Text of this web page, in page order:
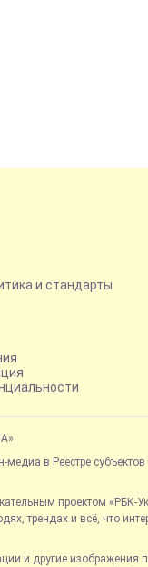
и стандарты
медиа в Реестре
проектом «РБК-
трендах и всё, что
и другие изображения